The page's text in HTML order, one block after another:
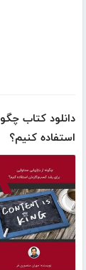
دانلود کتاب
استفاده کنیم؟